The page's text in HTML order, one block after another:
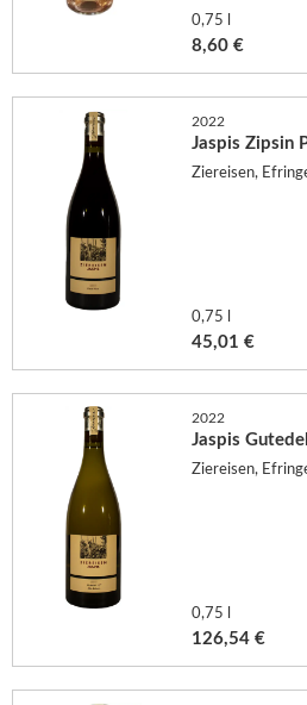
0,75 l
8,60 €
2022
Jaspis Zipsin
Ziereisen,
0,75 l
45,01 €
2022
Jaspis
Ziereisen,
0,75 l
126,54 €